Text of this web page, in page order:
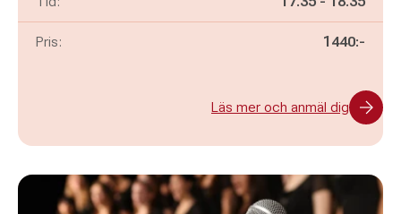
Pris: 1440:-
Läs mer och anmäl dig